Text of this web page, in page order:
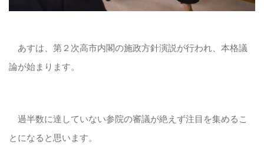
あすは、第２次高市内閣の施政方針演説が行われ、本格議
論が始まります。
過半数に達していない参院の審議が絶えず注目を集めるこ
とになると思います。